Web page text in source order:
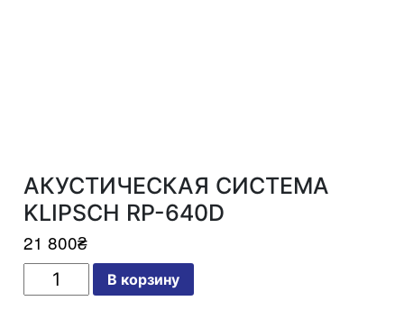
АКУСТИЧЕСКАЯ СИСТЕМА
KLIPSCH RP-640D
21 800₴
СИСТЕМА
В корзину